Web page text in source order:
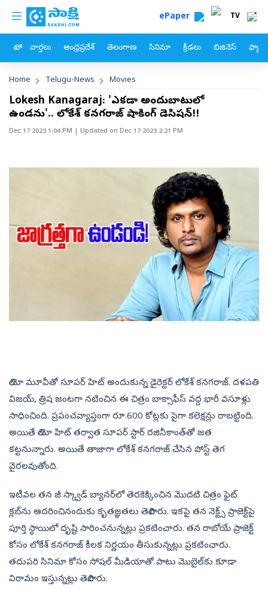
Skip to main content
custom menu ePaper TV
హోం వార్తలు ఆంధ్రప్రదేశ్ తెలంగాణ సినిమా క్రీడలు బిజినెస్
Breadcrumb
Home Telugu-News Movies
Lokesh Kanagaraj: 'ఎక్కడా అందుబాటులో
ఉండను'.. లోకేశ్ కనగరాజ్ షాకింగ్ డెసిషన్!!
Dec 17 2023 1:04 PM | Updated on Dec 17 2023 2:21 PM
లియో మూవీతో సూపర్‌ హిట్ అందుకున్న డైరెక్టర్ లోకేశ్ కనగరాజ్. దళపతి
విజయ్, త్రిష జంటగా నటించిన ఈ చిత్రం బాక్సాఫీస్ వద్ద భారీ వసూళ్లు
సాధించింది. ప్రపంచవ్యాప్తంగా రూ.600 కోట్లకు పైగా కలెక్షన్లు రాబట్టింది.
అయితే లియో హిట్ తర్వాత సూపర్ స్టార్‌ రజినీకాంత్‌తో జత
కట్టనున్నారు. అయితే తాజాగా లోకేశ్ కనగరాజ్‌ చేసిన పోస్ట్ తెగ
వైరలవుతోంది.
ఇటీవల తన జీ స్క్వాడ్‌ బ్యానర్‌లో తెరకెక్కించిన మొదటి చిత్రం ఫైట్
క్లబ్‌ను ఆదరించినందుకు కృతజ్ఞతలు తెలిపారు. ఇకపై తన నెక్ట్స్‌ ప్రాజెక్ట్‌పై
పూర్తి స్థాయిలో దృష్టి సారించనున్నట్లు ప్రకటించారు. తన రాబోయే ప్రాజెక్ట్
కోసం లోకేశ్ కనగరాజ్ కీలక నిర్ణయం తీసుకున్నట్లు ప్రకటించారు.
తదుపరి సినిమా కోసం సోషల్ మీడియాతో పాటు మొబైల్‌కు కూడా
విరామం ఇస్తున్నట్లు తెలిపారు.